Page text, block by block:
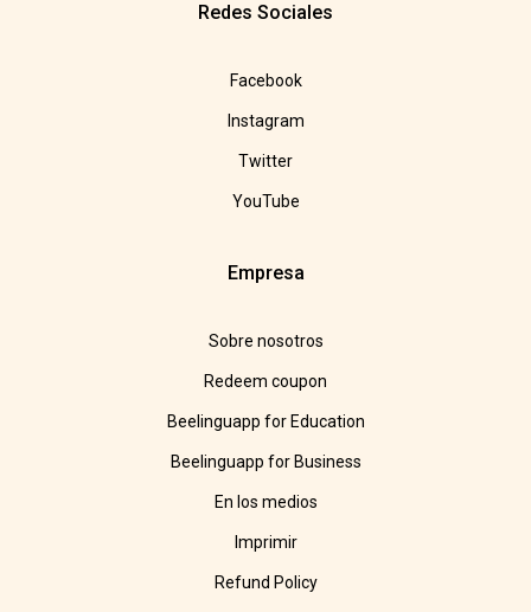
Redes Sociales
Facebook
Instagram
Twitter
YouTube
Empresa
Sobre nosotros
Redeem coupon
Beelinguapp for Education
Beelinguapp for Business
En los medios
Imprimir
Refund Policy